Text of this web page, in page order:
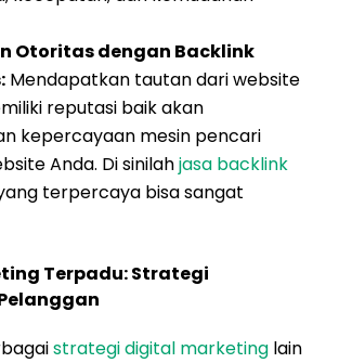
Otoritas dengan Backlink
Mendapatkan tautan dari website
reputasi baik akan
kepercayaan mesin pencari
Anda. Di sinilahjasa backlink
terpercaya bisa sangat
Terpadu: Strategi
strategi digital marketing lain